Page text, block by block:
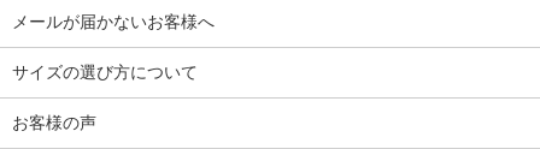
メールが届かないお客様へ
サイズの選び方について
お客様の声